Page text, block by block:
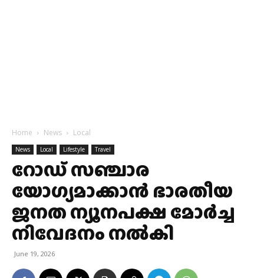
Home News Local
News Local Lifestyle Travel
റോഡ് സഞ്ചാര
യോഗ്യമാക്കാൻ ഭാരതീയ
ജനത ന്യൂനപക്ഷ മോർച്ച
നിവേദനം നൽകി
June 19, 2026